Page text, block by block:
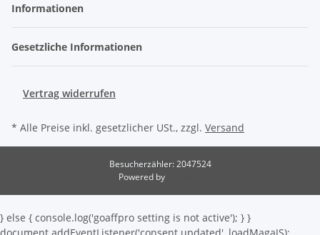
Informationen
Gesetzliche Informationen
Vertrag widerrufen
* Alle Preise inkl. gesetzlicher USt., zzgl. Versand
Besucherzähler: 2047524
Powered by
} else { console.log('goaffpro setting is not active'); } }